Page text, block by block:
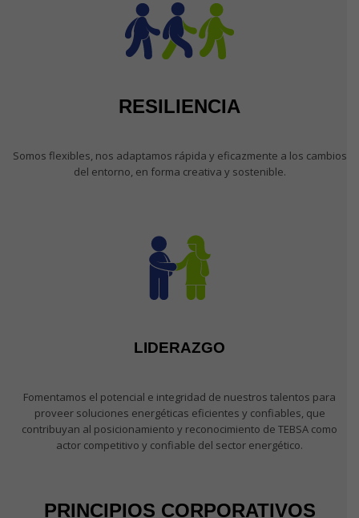
RESILIENCIA
Somos flexibles, nos adaptamos rápida y eficazmente a los cambios
del entorno, en forma creativa y sostenible.
LIDERAZGO
Fomentamos el potencial e integridad de nuestros talentos para
proveer soluciones energéticas eficientes y confiables, que
contribuyan al posicionamiento y reconocimiento de TEBSA como
actor competitivo y confiable del sector energético.
PRINCIPIOS CORPORATIVOS